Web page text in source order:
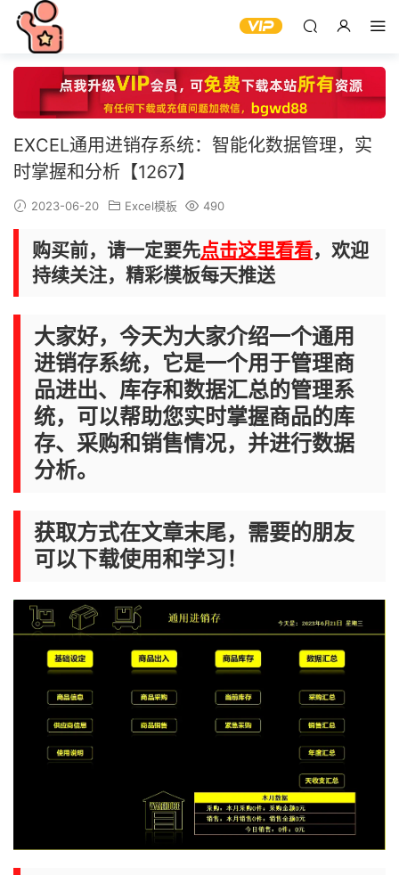
EXCEL通用进销存系统：智能化数据管理，实
时掌握和分析【1267】
2023-06-20 Excel模板 490
购买前，请一定要先点击这里看看，欢迎
持续关注，精彩模板每天推送
大家好，今天为大家介绍一个通用
进销存系统，它是一个用于管理商
品进出、库存和数据汇总的管理系
统，可以帮助您实时掌握商品的库
存、采购和销售情况，并进行数据
分析。
获取方式在文章末尾，需要的朋友
可以下载使用和学习！